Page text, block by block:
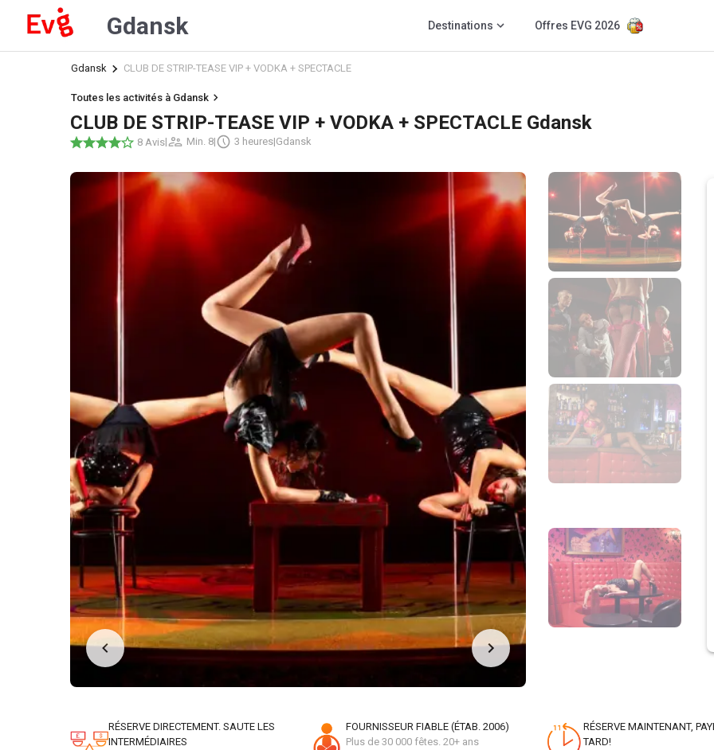
Gdansk Destinations Offres EVG 2026
Gdansk CLUB DE STRIP-TEASE VIP + VODKA + SPECTACLE
Toutes les activités à Gdansk
CLUB DE STRIP-TEASE VIP + VODKA + SPECTACLE Gdansk
8 Avis| Min. 8| 3 heures|Gdansk
RÉSERVE DIRECTEMENT. SAUTE LES
INTERMÉDIAIRES
FOURNISSEUR FIABLE (ÉTAB. 2006)
Plus de 30 000 fêtes. 20+ ans
RÉSERVE MAINTENANT,
TARD!